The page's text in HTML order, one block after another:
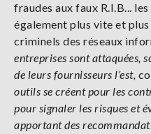
fraudes aux faux R.I.B...
également plus vite et
criminels des réseaux
entreprises sont attaquées,
de leurs fournisseurs l’est,
outils se créent pour les
pour signaler les risques et
apportant des